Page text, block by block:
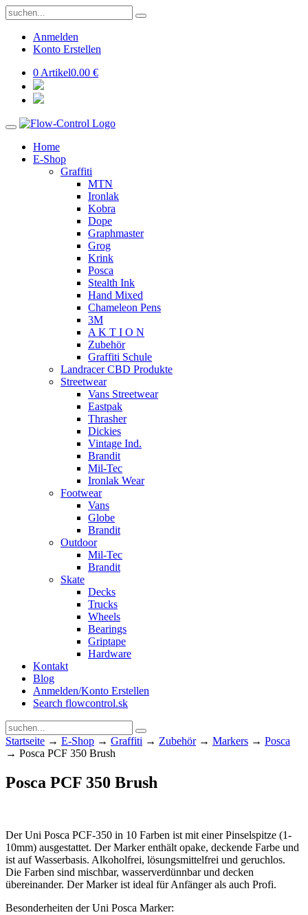
Anmelden
Konto Erstellen
0 Artikel0.00 €
Home
E-Shop
Graffiti
MTN
Ironlak
Kobra
Dope
Graphmaster
Grog
Krink
Posca
Stealth Ink
Hand Mixed
Chameleon Pens
3M
A K T I O N
Zubehör
Graffiti Schule
Landracer CBD Produkte
Streetwear
Vans Streetwear
Eastpak
Thrasher
Dickies
Vintage Ind.
Brandit
Mil-Tec
Ironlak Wear
Footwear
Vans
Globe
Brandit
Outdoor
Mil-Tec
Brandit
Skate
Decks
Trucks
Wheels
Bearings
Griptape
Hardware
Kontakt
Blog
Anmelden/Konto Erstellen
Search flowcontrol.sk
Startseite → E-Shop → Graffiti → Zubehör→ Markers → Posca
→ Posca PCF 350 Brush
Posca PCF 350 Brush
Der Uni Posca PCF-350 in 10 Farben ist mit einer Pinselspitze (1-
10mm) ausgestattet. Der Marker enthält opake, deckende Farbe und
ist auf Wasserbasis. Alkoholfrei, lösungsmittelfrei und geruchlos.
Die Farben sind mischbar, wasserverdünnbar und decken
übereinander. Der Marker ist ideal für Anfänger als auch Profi.
Besonderheiten der Uni Posca Marker: